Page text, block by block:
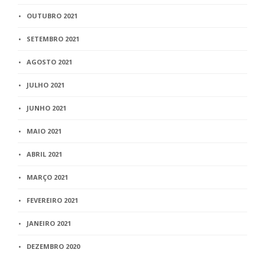
OUTUBRO 2021
SETEMBRO 2021
AGOSTO 2021
JULHO 2021
JUNHO 2021
MAIO 2021
ABRIL 2021
MARÇO 2021
FEVEREIRO 2021
JANEIRO 2021
DEZEMBRO 2020